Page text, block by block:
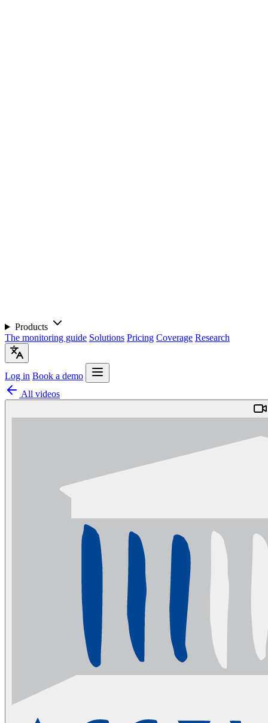
Products
The monitoring guide Solutions Pricing Coverage Research
Log in Book a demo
All videos